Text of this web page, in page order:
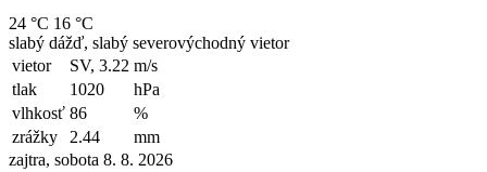
24 °C 16 °C
slabý dážď, slabý severovýchodný vietor
vietor
SV, 3.22 m/s
tlak
1020
hPa
vlhkosť 86
%
zrážky
2.44
mm
zajtra, sobota 8. 8. 2026